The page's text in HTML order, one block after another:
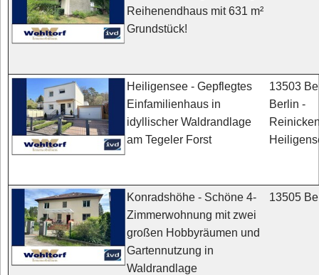
Reihenendhaus mit 631 m²
Grundstück!
Heiligensee - Gepflegtes
Einfamilienhaus in
idyllischer Waldrandlage
am Tegeler Forst
13503
Berlin -
Konradshöhe - Schöne 4-
Zimmerwohnung mit zwei
großen Hobbyräumen und
Gartennutzung in
Waldrandlage
13505